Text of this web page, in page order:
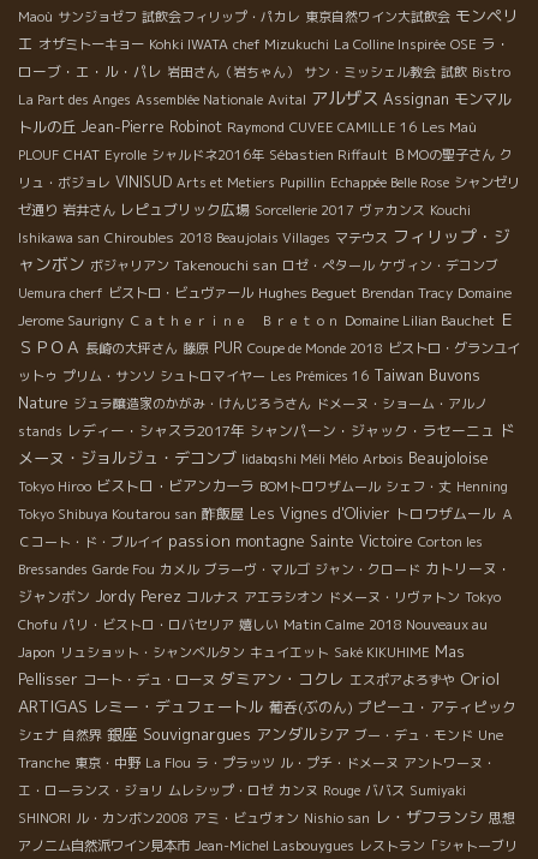
Maoù サンジョゼフ 試飲会フィリップ・パカレ 東京自然ワイン大試飲会 モンペリ
エ オザミトーキョー Kohki IWATA chef Mizukuchi La Colline Inspirée OSE ラ・
ローブ・エ・ル・パレ 岩田さん（岩ちゃん） サン・ミッシェル教会 試飲 Bistro
La Part des Anges Assemblée Nationale Avital アルザス Assignan モンマル
トルの丘 Jean-Pierre Robinot Raymond CUVEE CAMILLE 16 Les Maù
PLOUF CHAT Eyrolle シャルドネ2016年 Sébastien Riffault ＢＭОの聖子さん ク
リュ・ボジョレ VINISUD Arts et Metiers Pupillin Echappée Belle Rose シャンゼリ
ゼ通り 岩井さん レピュブリック広場 Sorcellerie 2017 ヴァカンス Kouchi
Ishikawa san Chiroubles 2018 Beaujolais Villages マテウス フィリップ・ジ
ャンボン ボジャリアン Takenouchi san ロゼ・ぺタール ケヴィン・デコンブ
Uemura cherf ビストロ・ビュヴァール Hughes Beguet Brendan Tracy Domaine
Jerome Saurigny Ｃａｔｈｅｒｉｎｅ Ｂｒｅｔｏｎ Domaine Lilian Bauchet Ｅ
ＳＰＯＡ 長崎の大坪さん 藤原 PUR Coupe de Monde 2018 ビストロ・グランユイ
ットゥ プリム・サンソ シュトロマイヤー Les Prémices 16 Taiwan Buvons
Nature ジュラ醸造家のかがみ・けんじろうさん ドメーヌ・ショーム・アルノ
stands レディー・シャスラ2017年 シャンパーン・ジャック・ラセーニュ ド
メーヌ・ジョルジュ・デコンブ Iidabqshi Méli Mélo Arbois Beaujoloise
Tokyo Hiroo ビストロ・ビアンカーラ BOMトロワザムール シェフ・丈 Henning
Tokyo Shibuya Koutarou san 酢飯屋 Les Vignes d'Olivier トロワザムール Ａ
Ｃコート・ド・ブルイイ passion montagne Sainte Victoire Corton les
Bressandes Garde Fou カメル ブラーヴ・マルゴ ジャン・クロード カトリーヌ・
ジャンボン Jordy Perez コルナス アエラシオン ドメーヌ・リヴァトン Tokyo
Chofu パリ・ビストロ・ロバセリア 嬉しい Matin Calme 2018 Nouveaux au
Japon リュショット・シャンベルタン キュイエット Saké KIKUHIME Mas
Pellisser コート・デュ・ローヌ ダミアン・コクレ エスポアよろずや Oriol
ARTIGAS レミー・デュフェートル 葡呑(ぶのん) プピーユ・アティピック
シェナ 自然界 銀座 Souvignargues アンダルシア ブー・デュ・モンド Une
Tranche 東京・中野 La Flou ラ・プラッツ ル・プチ・ドメーヌ アントワーヌ・
エ・ローランス・ジョリ ムレシップ・ロゼ カンヌ Rouge ババス Sumiyaki
SHINORI ル・カンボン2008 アミ・ビュヴォン Nishio san レ・ザフランシ 思想
アノニム自然派ワイン見本市 Jean-Michel Lasbouygues レストラン「シャトーブリ